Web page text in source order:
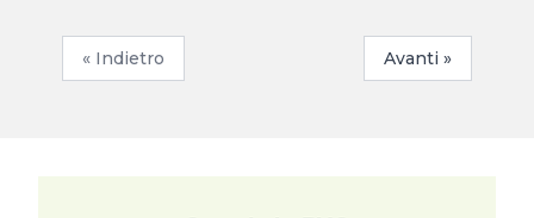
« Indietro Avanti »